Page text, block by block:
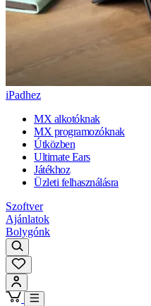
iPadhez
MX alkotóknak
MX programozóknak
Útközben
Ultimate Ears
Játékhoz
Üzleti felhasználásra
Szoftver
Ajánlatok
Bolygónk